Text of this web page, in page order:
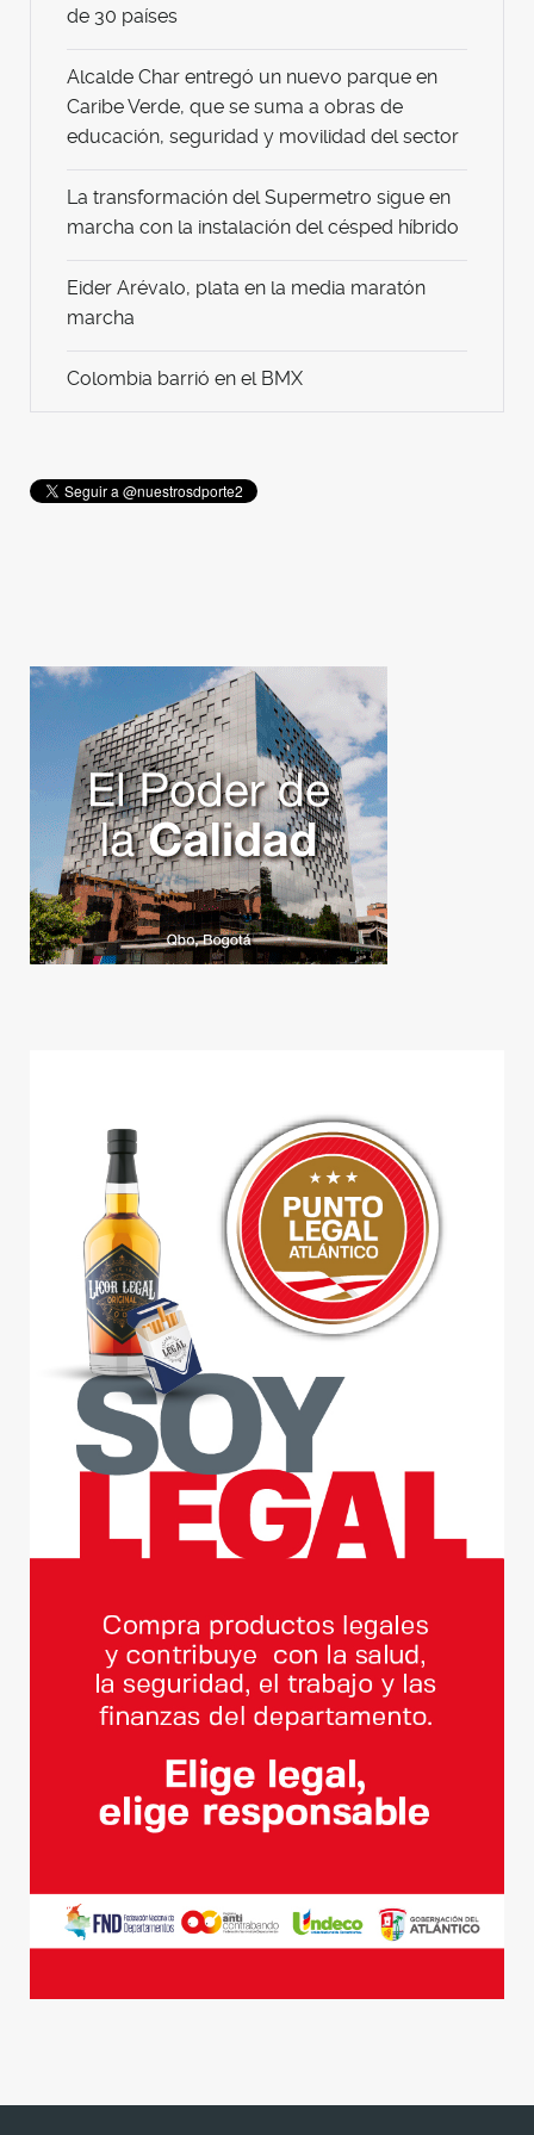
de 30 países
Alcalde Char entregó un nuevo parque en
Caribe Verde, que se suma a obras de
educación, seguridad y movilidad del sector
La transformación del Supermetro sigue en
marcha con la instalación del césped híbrido
Eider Arévalo, plata en la media maratón
marcha
Colombia barrió en el BMX